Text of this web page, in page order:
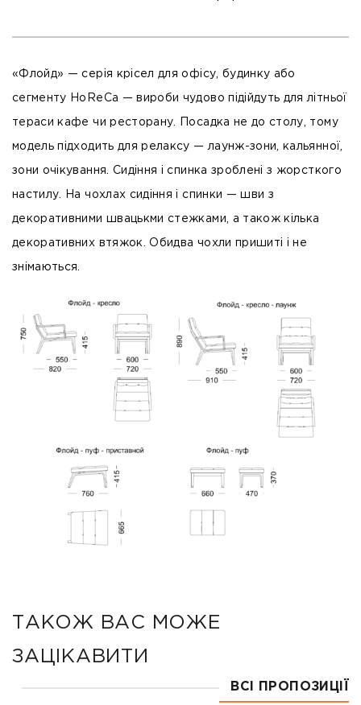
«Флойд» — серія крісел для офісу, будинку або
сегменту HoReCa — вироби чудово підійдуть для літньої
тераси кафе чи ресторану. Посадка не до столу, тому
модель підходить для релаксу — лаунж-зони, кальянної,
зони очікування. Сидіння і спинка зроблені з жорсткого
настилу. На чохлах сидіння і спинки — шви з
декоративними швацькми стежками, а також кілька
декоративних втяжок. Обидва чохли пришиті і не
знімаються.
ТАКОЖ ВАС МОЖЕ
ЗАЦІКАВИТИ
ВСІ ПРОПОЗИЦІЇ